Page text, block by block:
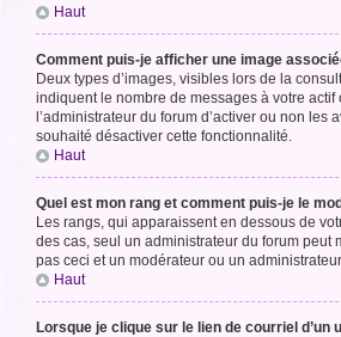
Haut
Comment puis-je afficher une image
Deux types d’images, visibles lors de la
indiquent le nombre de messages à votre actif
l’administrateur du forum d’activer ou non
souhaité désactiver cette fonctionnalité.
Haut
Quel est mon rang et comment puis-je le
Les rangs, qui apparaissent en dessous de
des cas, seul un administrateur du forum peut
pas ceci et un modérateur ou un
Haut
Lorsque je clique sur le lien de courriel d’un